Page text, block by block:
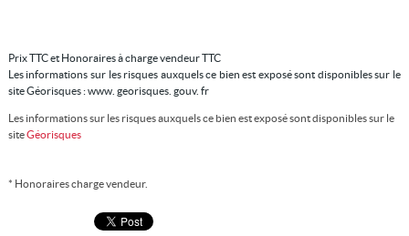
Prix TTC et Honoraires à charge vendeur TTC
Les informations sur les risques auxquels ce bien est exposé sont disponibles sur le
site Géorisques : www. georisques. gouv. fr
Les informations sur les risques auxquels ce bien est exposé sont disponibles sur le
siteGéorisques
* Honoraires charge vendeur.